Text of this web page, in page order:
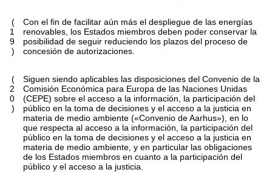
(
1
9
)
Con el fin de facilitar aún más el despliegue de las energías
renovables, los Estados miembros deben poder conservar la
posibilidad de seguir reduciendo los plazos del proceso de
concesión de autorizaciones.
(
2
0
)
Siguen siendo aplicables las disposiciones del Convenio de la
Comisión Económica para Europa de las Naciones Unidas
(CEPE) sobre el acceso a la información, la participación del
público en la toma de decisiones y el acceso a la justicia en
materia de medio ambiente («Convenio de Aarhus»), en lo
que respecta al acceso a la información, la participación del
público en la toma de decisiones y el acceso a la justicia en
materia de medio ambiente, y en particular las obligaciones
de los Estados miembros en cuanto a la participación del
público y el acceso a la justicia.